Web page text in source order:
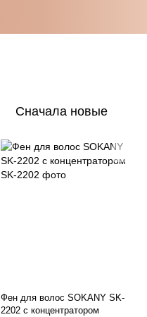
Сначала новые
Фен для волос SOKANY SK-
2202 с концентратором